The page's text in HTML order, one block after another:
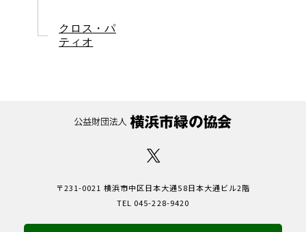
クロス・パ
ティオ
〒231-0021 横浜市中区日本大通58日本大通ビル2階
TEL 045-228-9420